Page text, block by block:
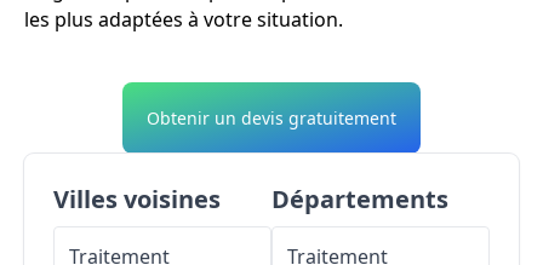
les plus adaptées à votre situation.
Obtenir un devis gratuitement
Villes voisines
Traitement
Départements
Traitement